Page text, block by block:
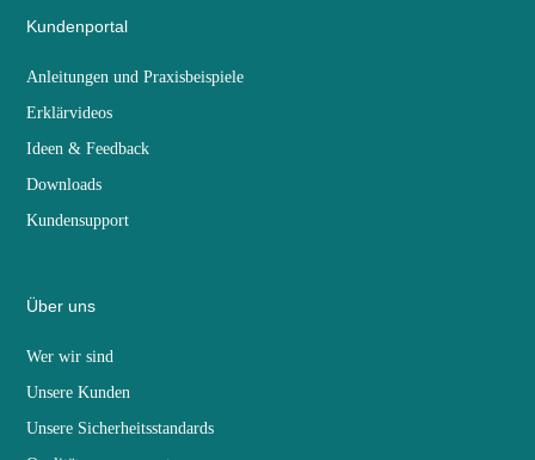
Kundenportal
Anleitungen und Praxisbeispiele
Erklärvideos
Ideen & Feedback
Downloads
Kundensupport
Über uns
Wer wir sind
Unsere Kunden
Unsere Sicherheitsstandards